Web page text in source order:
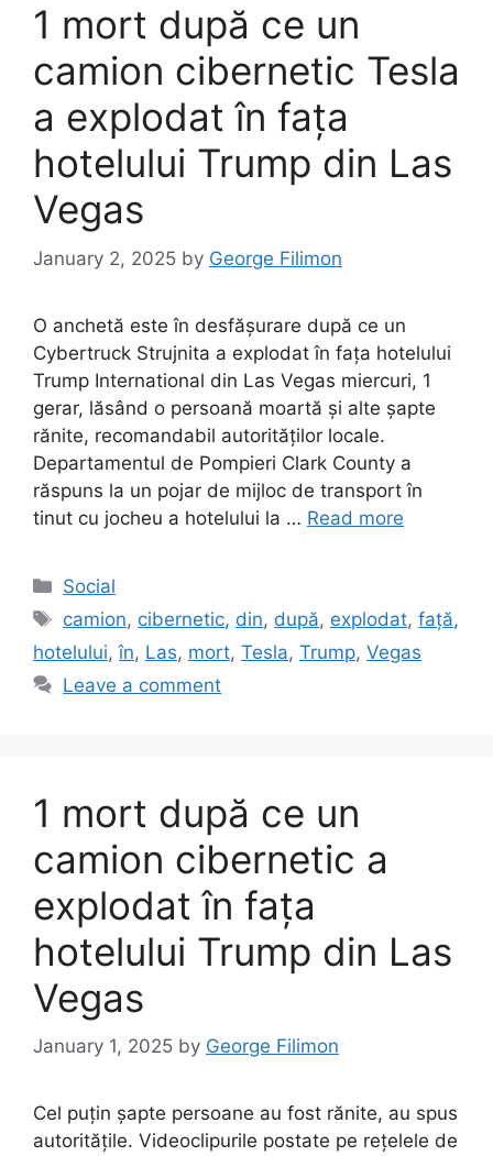
1 mort după ce un
camion cibernetic Tesla
a explodat în fața
hotelului Trump din Las
Vegas
January 2, 2025 by George Filimon
O anchetă este în desfășurare după ce un
Cybertruck Strujnita a explodat în fața hotelului
Trump International din Las Vegas miercuri, 1
gerar, lăsând o persoană moartă și alte șapte
rănite, recomandabil autorităților locale.
Departamentul de Pompieri Clark County a
răspuns la un pojar de mijloc de transport în
tinut cu jocheu a hotelului la … Read more
Categories
Social
Tags
camion, cibernetic, din, după, explodat,față,
hotelului,în, Las, mort, Tesla, Trump, Vegas
Leave a comment
1 mort după ce un
camion cibernetic a
explodat în fața
hotelului Trump din Las
Vegas
January 1, 2025 by George Filimon
Cel puțin șapte persoane au fost rănite, au spus
autoritățile. Videoclipurile postate pe rețelele de